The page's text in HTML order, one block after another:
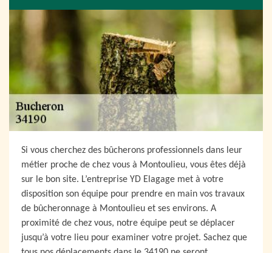
Si vous cherchez des bûcherons professionnels dans leur
métier proche de chez vous à Montoulieu, vous êtes déjà
sur le bon site. L’entreprise YD Elagage met à votre
disposition son équipe pour prendre en main vos travaux
de bûcheronnage à Montoulieu et ses environs. A
proximité de chez vous, notre équipe peut se déplacer
jusqu’à votre lieu pour examiner votre projet. Sachez que